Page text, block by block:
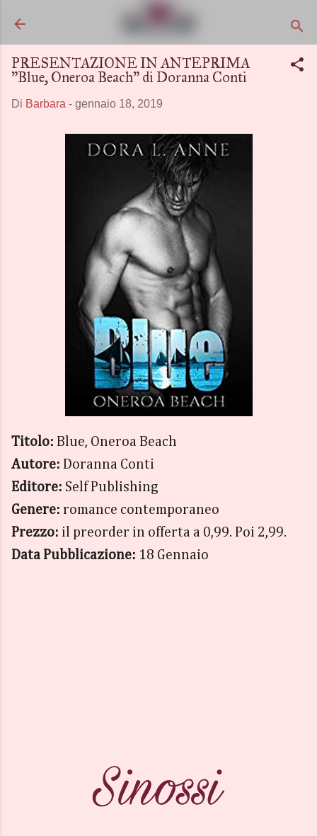
PRESENTAZIONE IN ANTEPRIMA
"Blue, Oneroa Beach" di Doranna Conti
Di Barbara - gennaio 18, 2019
Titolo: Blue, Oneroa Beach
Autore: Doranna Conti
Editore: Self Publishing
Genere: romance contemporaneo
Prezzo: il preorder in offerta a 0,99. Poi 2,99.
Data Pubblicazione: 18 Gennaio